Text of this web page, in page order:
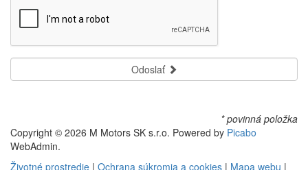
Odoslať
* povinná položka
Copyright © 2026 M Motors SK s.r.o. Powered by Picabo
WebAdmin.
Životné prostredie | Ochrana súkromia a cookies | Mapa webu |